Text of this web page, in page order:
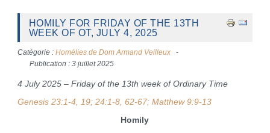
HOMILY FOR FRIDAY OF THE 13TH
WEEK OF OT, JULY 4, 2025
Catégorie : Homélies de Dom Armand Veilleux
Publication : 3 juillet 2025
4 July 2025 – Friday of the 13th week of Ordinary Time
Genesis 23:1-4, 19; 24:1-8, 62-67; Matthew 9:9-13
Homily